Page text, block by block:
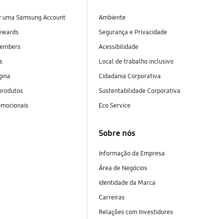
uma Samsung Account
Ambiente
Segurança e Privacidade
Acessibilidade
Local de trabalho inclusivo
Cidadania Corporativa
Sustentabilidade Corporativa
Eco Service
Sobre nós
Informação da Empresa
Área de Negócios
Identidade da Marca
Carreiras
Relações com Investidores